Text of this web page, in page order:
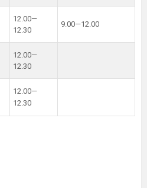
12.00—
12.30
9.00—12.00
12.00—
12.30
12.00—
12.30